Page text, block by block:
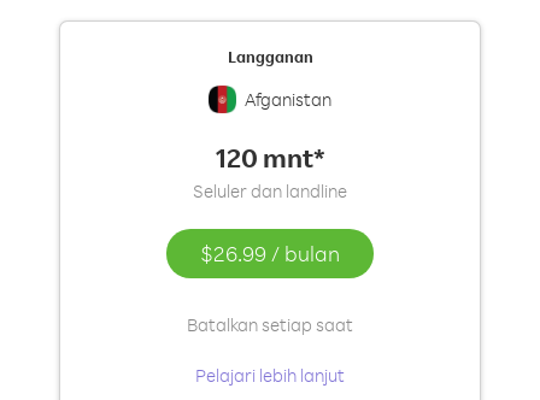
Langganan
Afganistan
120 mnt*
Seluler dan landline
$26.99 / bulan
Batalkan setiap saat
Pelajari lebih lanjut